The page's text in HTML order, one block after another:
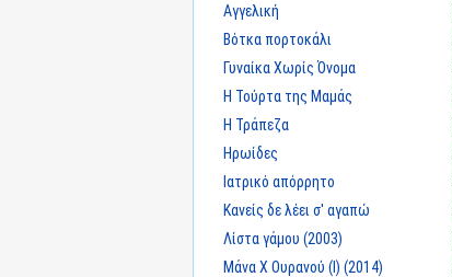
Αγγελική
Βότκα πορτοκάλι
Γυναίκα Χωρίς Όνομα
Η Τούρτα της Μαμάς
Η Τράπεζα
Ηρωίδες
Ιατρικό απόρρητο
Κανείς δε λέει σ' αγαπώ
Λίστα γάμου (2003)
Μάνα X Ουρανού (I) (2014)